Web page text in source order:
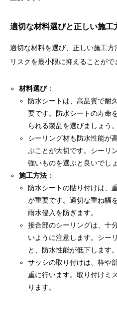
適切な材料選びと正しい施工
適切な材料を選び、正しい施工
リスクを最小限に抑えることがで
材料選び：
防水シートは、高品質で耐
要です。防水シートの寿命
られる製品を選びましょう。
シーリング材も防水性能が
ぶことが大切です。シーリ
強いものを選ぶと良いでしょ
施工方法 ：
防水シートの貼り付けは、
が重要です。適切な重ね幅
雨水侵入を防ぎます。
接合部のシーリングは、十
いように注意します。シー
と、防水性能が低下します。
サッシの取り付けは、枠や
重に行います。取り付けミ
ります。